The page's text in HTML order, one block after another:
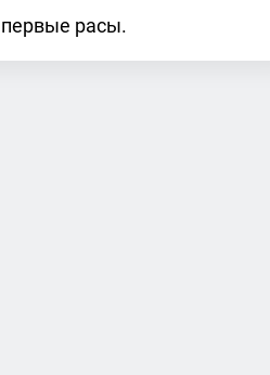
первые расы.